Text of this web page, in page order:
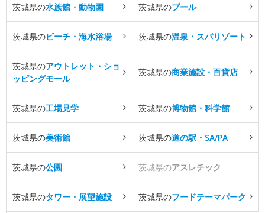
茨城県の水族館・動物園 茨城県のプール
茨城県のビーチ・海水浴場 茨城県の温泉・スパリゾート
茨城県のアウトレット・ショ
ッピングモール
茨城県の商業施設・百貨店
茨城県の工場見学 茨城県の博物館・科学館
茨城県の美術館 茨城県の道の駅・SA/PA
茨城県の公園 茨城県のアスレチック
茨城県のタワー・展望施設 茨城県のフードテーマパーク